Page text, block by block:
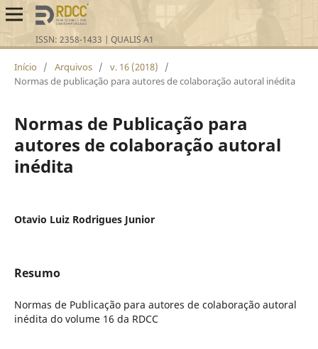
Início / Arquivos / v. 16 (2018)
/
Normas de publicação para autores de colaboração autoral inédita
Normas de Publicação para
autores de colaboração autoral
inédita
Otavio Luiz Rodrigues Junior
Resumo
Normas de Publicação para autores de colaboração autoral
inédita do volume 16 da RDCC